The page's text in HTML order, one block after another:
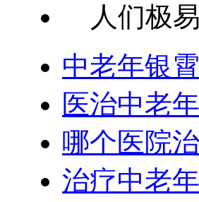
人们极
中老年银
医治中老
哪个医院
治疗中老